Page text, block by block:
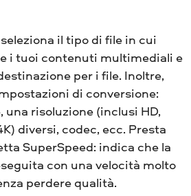
seleziona il tipo di file in cui
i tuoi contenuti multimediali e
per i file. Inoltre,
di conversione:
risoluzione (inclusi HD,
diversi, codec, ecc. Presta
SuperSpeed: indica che la
con una velocità molto
perdere qualità.